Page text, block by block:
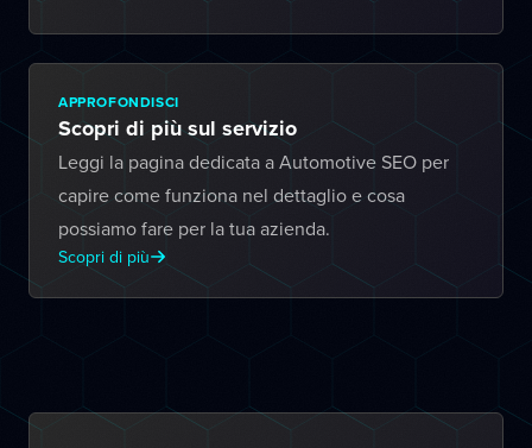
APPROFONDISCI
Scopri di più sul servizio
Leggi la pagina dedicata a Automotive SEO per
capire come funziona nel dettaglio e cosa
possiamo fare per la tua azienda.
Scopri di più